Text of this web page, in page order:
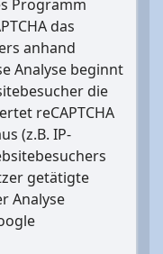
Programm
das
anhand
Analyse beginnt
die
reCAPTCHA
(z.B. IP-
getätigte
Analyse